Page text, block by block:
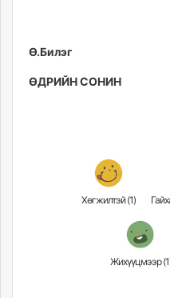
Ө.Билэг
ӨДРИЙН СОНИН
Хөгжилтэй (1)
Жихүүцмээр (1